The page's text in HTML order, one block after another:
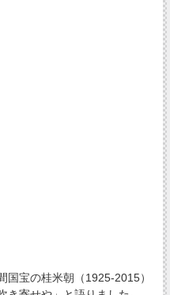
宝の桂米朝（1925-2015）